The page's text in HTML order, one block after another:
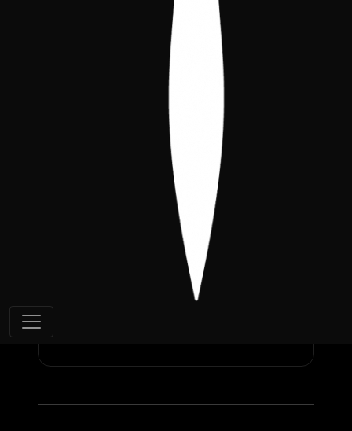
Acceso completo al
torneo principal
side event del
. Dos días de partidas,
ambiente y comunidad.
Edge
conmemorativo Nacional
solo para asistentes
este edge no estará disponible por